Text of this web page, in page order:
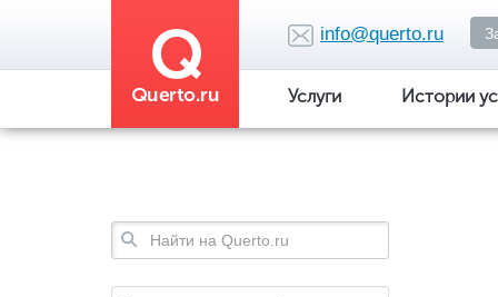
info@querto.ru
Услуги Истории
Форма
поиска